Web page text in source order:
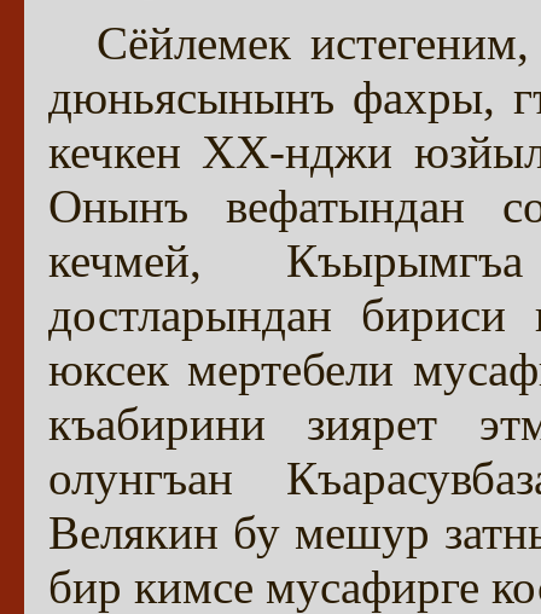
Сёйлемек
дюньясынынъ фахры,
кечкен XX-нджи
Онынъ вефатындан
кечмей,
достларындан бириси
юксек мертебели
къабирини зиярет
олунгъан
Велякин бу мешур
бир кимсе мусафирге